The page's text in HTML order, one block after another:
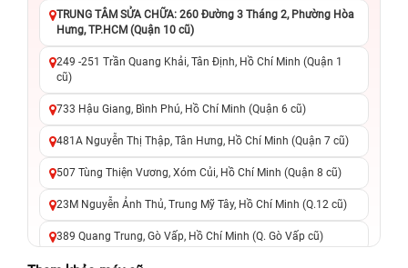
TRUNG TÂM SỬA CHỮA: 260 Đường 3 Tháng 2, Phường Hòa
Hưng, TP.HCM (Quận 10 cũ)
249 -251 Trần Quang Khải, Tân Định, Hồ Chí Minh (Quận 1
cũ)
733 Hậu Giang, Bình Phú, Hồ Chí Minh (Quận 6 cũ)
481A Nguyễn Thị Thập, Tân Hưng, Hồ Chí Minh (Quận 7 cũ)
507 Tùng Thiện Vương, Xóm Củi, Hồ Chí Minh (Quận 8 cũ)
23M Nguyễn Ảnh Thủ, Trung Mỹ Tây, Hồ Chí Minh (Q.12 cũ)
389 Quang Trung, Gò Vấp, Hồ Chí Minh (Q. Gò Vấp cũ)